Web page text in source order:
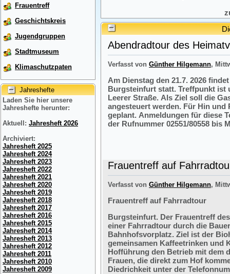
Frauentreff
Geschichtskreis
Jugendgruppen
Stadtmuseum
Klimaschutzpaten
Jahreshefte
Laden Sie hier unsere
Jahreshefte herunter:
Aktuell: Jahresheft 2026
Archiviert:
Jahresheft 2025
Jahresheft 2024
Jahresheft 2023
Jahresheft 2022
Jahresheft 2021
Jahresheft 2020
Jahresheft 2019
Jahresheft 2018
Jahresheft 2017
Jahresheft 2016
Jahresheft 2015
Jahresheft 2014
Jahresheft 2013
Jahresheft 2012
Jahresheft 2011
Jahresheft 2010
Jahresheft 2009
Abendradtour des
Verfasst von Günther Hilgemann,
Am Dienstag den 21.7. 2026
Burgsteinfurt statt. Treffpunkt ist
Leerer Straße. Als Ziel soll die
angesteuert werden. Für Hin und
geplant. Anmeldungen für diese
der Rufnummer 02551/80558 bis
Frauentreff auf
Verfasst von Günther Hilgemann,
Frauentreff auf Fahrradtour
Burgsteinfurt. Der Frauentreff
einer Fahrradtour durch die
Bahnhofsvorplatz. Ziel ist der
gemeinsamen Kaffeetrinken und
Hofführung den Betrieb mit dem
Frauen, die direkt zum Hof
Diedrichkeit unter der